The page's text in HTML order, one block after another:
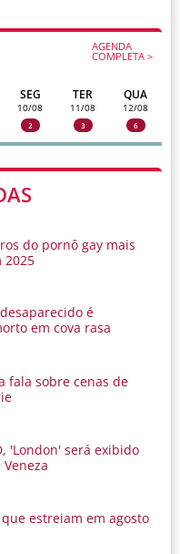
AGENDA
COMPLETA >
SEG
10/08
2
TER
11/08
3
QUA
12/08
6
do pornô gay mais
2025
é
em cova rasa
fala sobre cenas de
'London' será exibido
que estreiam em agosto